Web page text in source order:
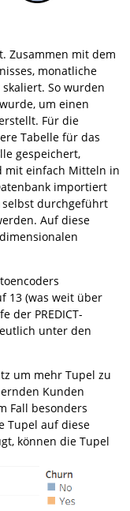
Zusammen mit dem
monatliche
So wurden
um einen
Für die
Tabelle für das
gespeichert,
mit einfach Mitteln in
importiert
selbst durchgeführt
Auf diese
13 (was weit über
der PREDICT-
unter den
um mehr Tupel zu
Kunden
Fall besonders
Tupel auf diese
können die Tupel